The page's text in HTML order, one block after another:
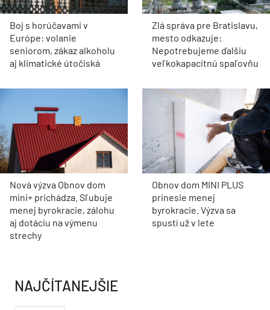
Boj s horúčavami v
Európe: volanie
seniorom, zákaz alkoholu
aj klimatické útočiská
Zlá správa pre Bratislavu,
mesto odkazuje:
Nepotrebujeme ďalšiu
veľkokapacitnú spaľovňu
Nová výzva Obnov dom
mini+ prichádza. Sľubuje
menej byrokracie, zálohu
aj dotáciu na výmenu
strechy
Obnov dom MINI PLUS
prinesie menej
byrokracie. Výzva sa
spustí už v lete
NAJČÍTANEJŠIE